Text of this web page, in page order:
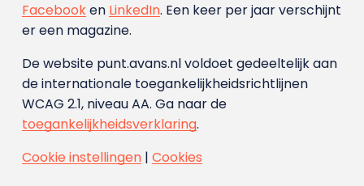
Facebooken LinkedIn. Een keer per jaar verschijnt
er een magazine.
De website punt.avans.nl voldoet gedeeltelijk aan
de internationale toegankelijkheidsrichtlijnen
WCAG 2.1, niveau AA. Ga naar de
toegankelijkheidsverklaring.
Cookie instellingen| Cookies